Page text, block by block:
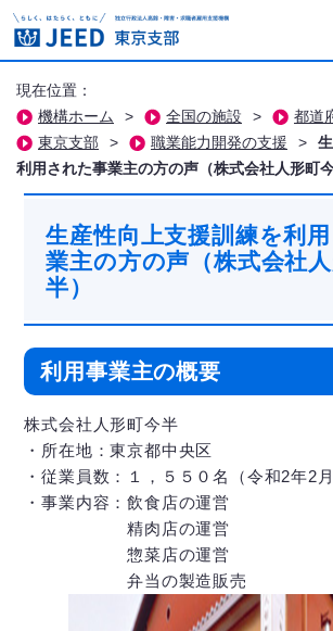
現在位置：
機構ホーム
> 全国の施設 > 都道
東京支部
> 職業能力開発の支援 >
利用された事業主の方の声（株式会社人形町今
生産性向上支援訓練を利
業主の方の声（株式会社
半）
利用事業主の概要
株式会社人形町今半
・所在地：東京都中央区
・従業員数：１，５５０名（令和2年2月
・事業内容：飲食店の運営
精肉店の運営
惣菜店の運営
弁当の製造販売